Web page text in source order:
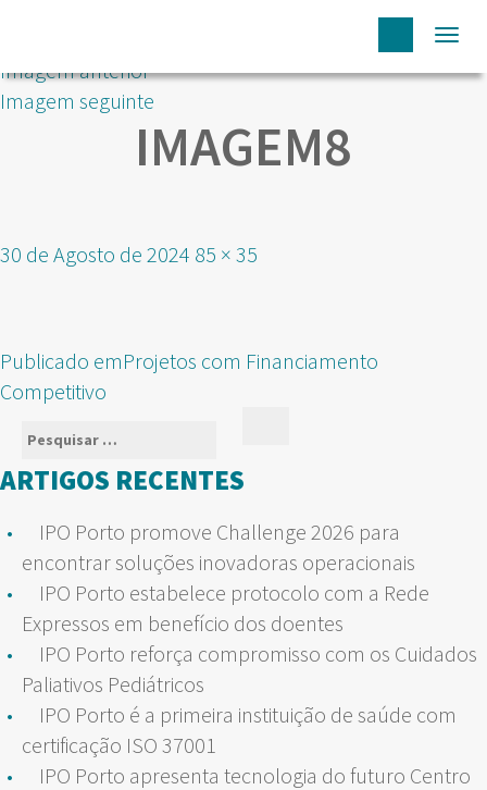
Imagem anterior
Imagem seguinte
IMAGEM8
Publicado
30 de Agosto de 2024 Tamanho
85 × 35
NAVEGAÇÃO
DE
ARTIGOS
Publicado emProjetos com Financiamento
Competitivo
Pesquisar
por:
ARTIGOS RECENTES
IPO Porto promove Challenge 2026 para
encontrar soluções inovadoras operacionais
IPO Porto estabelece protocolo com a Rede
Expressos em benefício dos doentes
IPO Porto reforça compromisso com os Cuidados
Paliativos Pediátricos
IPO Porto é a primeira instituição de saúde com
certificação ISO 37001
IPO Porto apresenta tecnologia do futuro Centro